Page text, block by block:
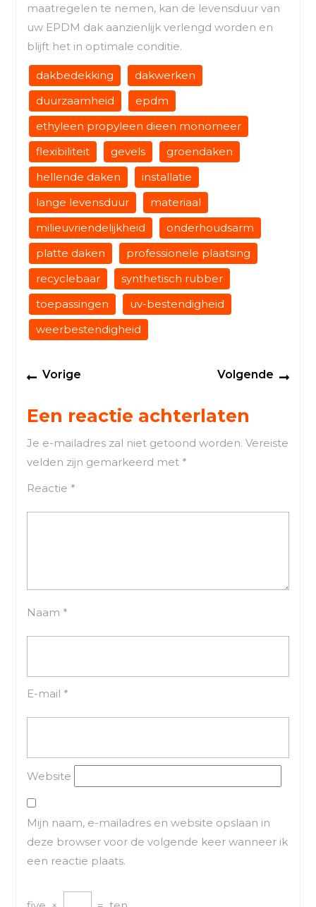
maatregelen te nemen, kan de levensduur van
uw EPDM dak aanzienlijk verlengd worden en
blijft het in optimale conditie.
dakbedekking
dakwerken
duurzaamheid
epdm
ethyleen propyleen dieen monomeer
flexibiliteit
gevels
groendaken
hellende daken
installatie
lange levensduur
materiaal
milieuvriendelijkheid
onderhoudsarm
platte daken
professionele plaatsing
recyclebaar
synthetisch rubber
toepassingen
uv-bestendigheid
weerbestendigheid
Berichtnavigatie
Vorige Volgende
Een reactie achterlaten
Je e-mailadres zal niet getoond worden. Vereiste
velden zijn gemarkeerd met *
Reactie *
Naam *
E-mail *
Website
Mijn naam, e-mailadres en website opslaan in
deze browser voor de volgende keer wanneer ik
een reactie plaats.